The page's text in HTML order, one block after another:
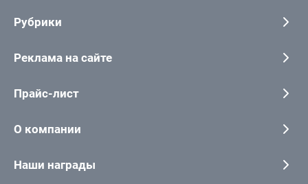
Рубрики
Реклама на сайте
Прайс-лист
О компании
Наши награды